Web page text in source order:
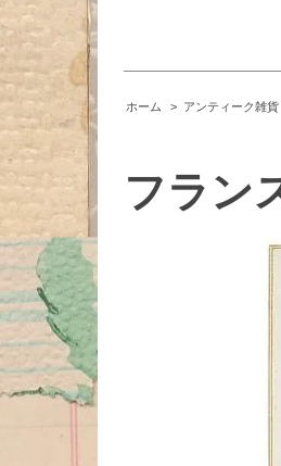
ホーム > アンティーク雑貨
フラン